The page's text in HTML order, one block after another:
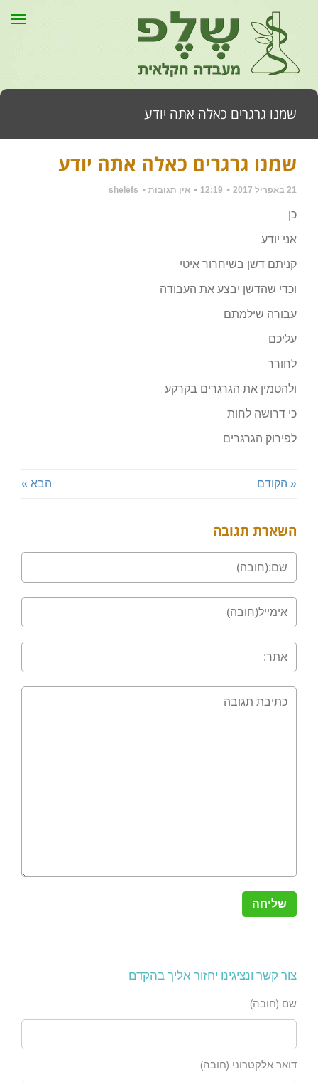
שמנו גרגרים כאלה אתה יודע
דף הבית » כללי » שמנו גרגרים כאלה אתה יודע
שמנו גרגרים כאלה אתה יודע
21 באפריל 2017 12:19 אין תגובות shelefs
כן
אני יודע
קניתם דשן בשיחרור איטי
וכדי שהדשן יבצע את העבודה
עבורה שילמתם
עליכם
לחורר
ולהטמין את הגרגרים בקרקע
כי דרושה לחות
לפירוק הגרגרים
« הקודם הבא »
השארת תגובה
צור קשר ונציגינו יחזור אליך בהקדם
שם (חובה)
דואר אלקטרוני (חובה)